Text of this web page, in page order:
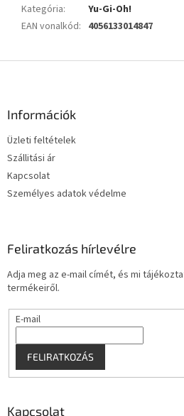
Kategória:
Yu-Gi-Oh!
EAN vonalkód: 4056133014847
Információk
Üzleti feltételek
Szállitási ár
Kapcsolat
Személyes adatok védelme
Feliratkozás hírlevélre
Adja meg az e-mail címét, és mi
termékeiről.
E-mail
FELIRATKOZÁS
Kapcsolat